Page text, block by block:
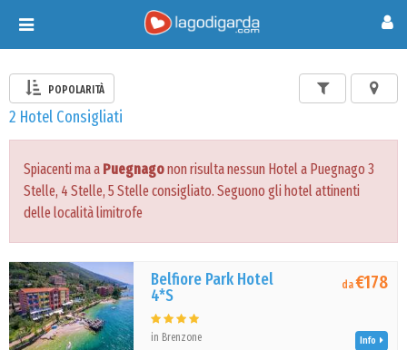
Toggle
navigation
POPOLARITÀ
2 Hotel Consigliati
Spiacenti ma a Puegnagonon risulta nessun Hotel a Puegnago 3
Stelle, 4 Stelle, 5 Stelle consigliato. Seguono gli hotel attinenti
delle località limitrofe
Belfiore Park Hotel
4*S
in Brenzone
da€178
Info